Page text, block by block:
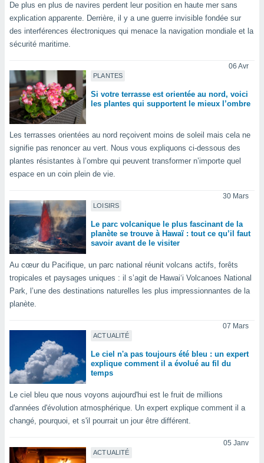
vous
à
notre
que
la
sur le
et que
ne
ou
vous
de la
des
notre
en
De plus en plus de navires perdent leur position en haute mer sans
explication apparente. Derrière, il y a une guerre invisible fondée sur
des interférences électroniques qui menace la navigation mondiale et la
sécurité maritime.
PLANTES
06 Avr
Si votre terrasse est orientée au nord, voici
les plantes qui supportent le mieux l’ombre
Les terrasses orientées au nord reçoivent moins de soleil mais cela ne
signifie pas renoncer au vert. Nous vous expliquons ci-dessous des
plantes résistantes à l’ombre qui peuvent transformer n’importe quel
espace en un coin plein de vie.
LOISIRS
30 Mars
Le parc volcanique le plus fascinant de la
planète se trouve à Hawaï : tout ce qu’il faut
savoir avant de le visiter
Au cœur du Pacifique, un parc national réunit volcans actifs, forêts
tropicales et paysages uniques : il s’agit de Hawaiʻi Volcanoes National
Park, l’une des destinations naturelles les plus impressionnantes de la
planète.
ACTUALITÉ
07 Mars
Le ciel n'a pas toujours été bleu : un expert
explique comment il a évolué au fil du
temps
Le ciel bleu que nous voyons aujourd'hui est le fruit de millions
d'années d'évolution atmosphérique. Un expert explique comment il a
changé, pourquoi, et s'il pourrait un jour être différent.
ACTUALITÉ
05 Janv